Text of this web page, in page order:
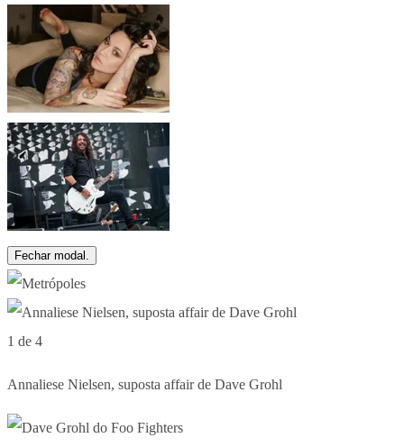
Fechar modal.
1 de 4
Annaliese Nielsen, suposta affair de Dave Grohl